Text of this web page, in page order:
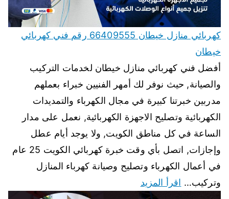
كهربائي منازل خيطان 66409555 رقم فني كهربائي
خيطان
أفضل فني كهربائي منازل خيطان لخدمات التركيب
والصيانة, حيث نوفر لك أمهر الفنيين خبراء بعملهم
مدربين خبرتنا كبيرة في مجال الكهرباء والتمديدات
الكهربائية وتصليح الاجهزة الكهربائية, نعمل على مدار
الساعة في كل مناطق الكويت, ولا يوجد أيام عطل
وإجازات, اتصل بأي وقت خبرة كهربائي الكويت 25 عام
في أعمال الكهرباء وتصليح وصيانة كهرباء المنازل
وتركيب… اقرأ المزيد